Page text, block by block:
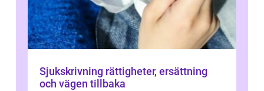
Sjukskrivning rättigheter, ersättning
och vägen tillbaka